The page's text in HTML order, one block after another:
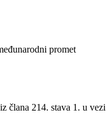
promet
člana 214. stava 1. u vezi